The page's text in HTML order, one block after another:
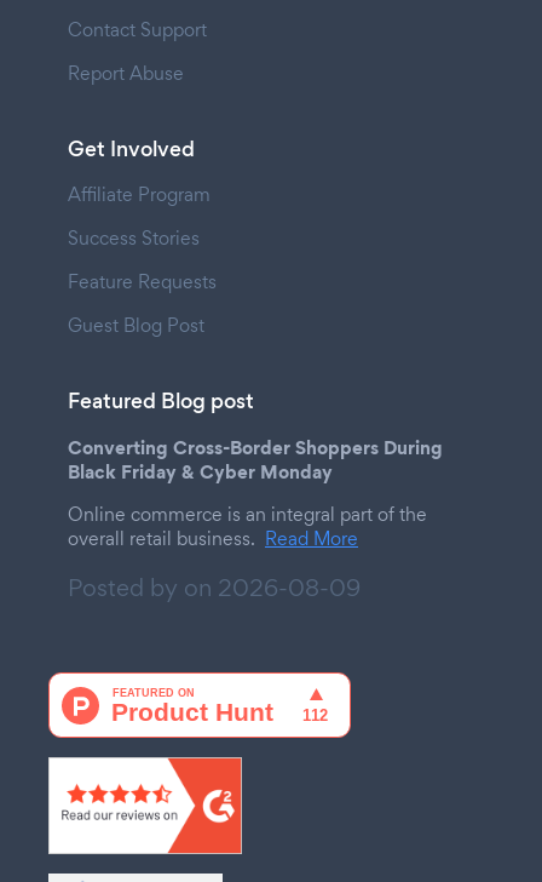
Contact Support
Report Abuse
Get Involved
Affiliate Program
Success Stories
Feature Requests
Guest Blog Post
Featured Blog post
Converting Cross-Border Shoppers During
Black Friday & Cyber Monday
Online commerce is an integral part of the
overall retail business. Read More
Posted by on 2026-08-09